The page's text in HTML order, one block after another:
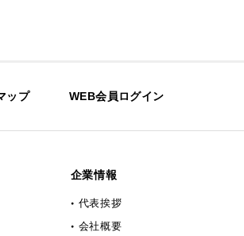
ップ WEB会員ログイン
企業情報
代表挨拶
会社概要